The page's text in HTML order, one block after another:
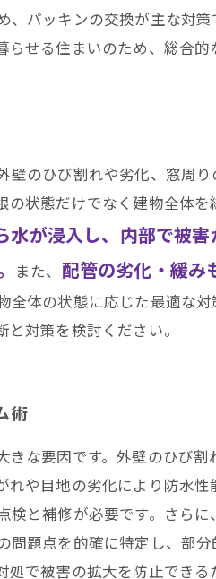
パッキンの交換が主な対
せる住まいのため、総合
のひび割れや劣化、窓周
状態だけでなく建物全体
水が浸入し、内部で被
また、 配管の劣化・緩み
体の状態に応じた最適な
対策を検討ください。
術
な要因です。外壁のひび
や目地の劣化により防水
と補修が必要です。さら
題点を的確に特定し、部
で被害の拡大を防止でき